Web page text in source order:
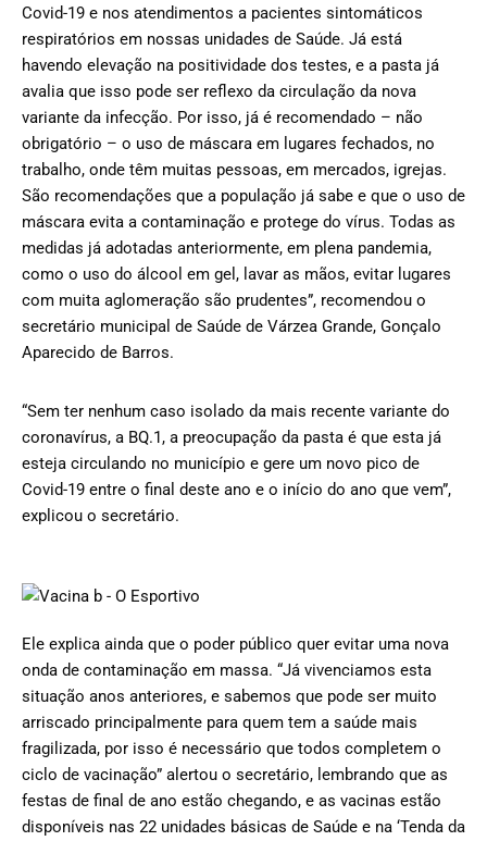
Covid-19 e nos atendimentos a pacientes sintomáticos
respiratórios em nossas unidades de Saúde. Já está
havendo elevação na positividade dos testes, e a pasta já
avalia que isso pode ser reflexo da circulação da nova
variante da infecção. Por isso, já é recomendado – não
obrigatório – o uso de máscara em lugares fechados, no
trabalho, onde têm muitas pessoas, em mercados, igrejas.
São recomendações que a população já sabe e que o uso de
máscara evita a contaminação e protege do vírus. Todas as
medidas já adotadas anteriormente, em plena pandemia,
como o uso do álcool em gel, lavar as mãos, evitar lugares
com muita aglomeração são prudentes”, recomendou o
secretário municipal de Saúde de Várzea Grande, Gonçalo
Aparecido de Barros.
“Sem ter nenhum caso isolado da mais recente variante do
coronavírus, a BQ.1, a preocupação da pasta é que esta já
esteja circulando no município e gere um novo pico de
Covid-19 entre o final deste ano e o início do ano que vem”,
explicou o secretário.
Ele explica ainda que o poder público quer evitar uma nova
onda de contaminação em massa. “Já vivenciamos esta
situação anos anteriores, e sabemos que pode ser muito
arriscado principalmente para quem tem a saúde mais
fragilizada, por isso é necessário que todos completem o
ciclo de vacinação” alertou o secretário, lembrando que as
festas de final de ano estão chegando, e as vacinas estão
disponíveis nas 22 unidades básicas de Saúde e na ‘Tenda da